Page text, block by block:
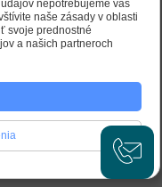
-30%
nepotrebujeme váš
naše zásady v oblasti
svoje prednostné
a našich partneroch